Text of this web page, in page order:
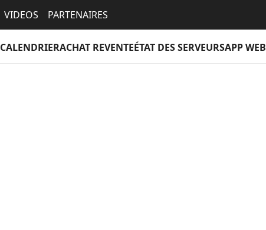
VIDEOS PARTENAIRES
CALENDRIERACHAT REVENTEÉTAT DES SERVEURSAPP WEB